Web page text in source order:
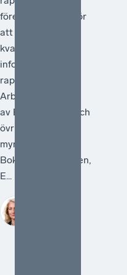
föreslå åtgärder för
att förstärka
kvaliteten i den
information som
rapporteras.
Arbetet ska ledas
av Bolagsverket och
övriga deltagande
myndigheter är
Bokföringsnämnden,
E...